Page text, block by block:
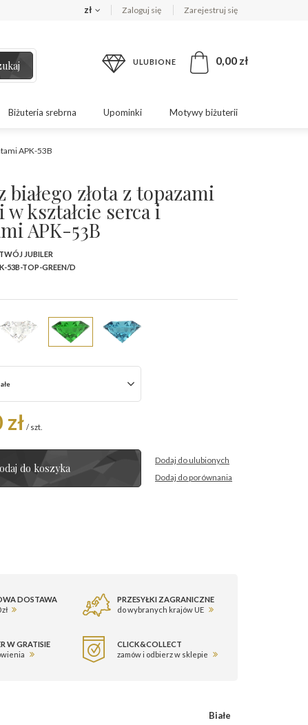
zł Zaloguj się Zarejestruj się
ULUBIONE 0,00 zł
Biżuteria srebrna Upominki Motywy biżuterii
APK-53B
złota z topazami
kształcie serca i
APK-53B
JUBILER
53B-TOP-GREEN/D
/ szt.
do koszyka
Dodaj do ulubionych
Dodaj do porównania
DOSTAWA
PRZESYŁKI ZAGRANICZNE
do wybranych krajów UE
W GRATISIE
CLICK&COLLECT
zamów i odbierz w sklepie
Białe